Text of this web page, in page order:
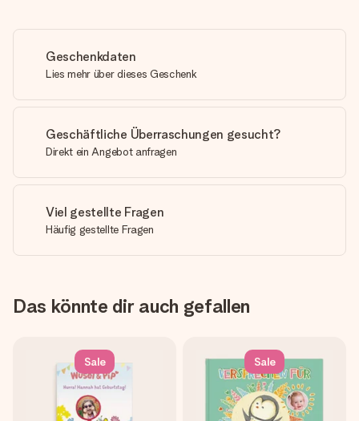
Geschenkdaten
Lies mehr über dieses Geschenk
Geschäftliche Überraschungen gesucht?
Direkt ein Angebot anfragen
Viel gestellte Fragen
Häufig gestellte Fragen
Das könnte dir auch gefallen
Sale Sale